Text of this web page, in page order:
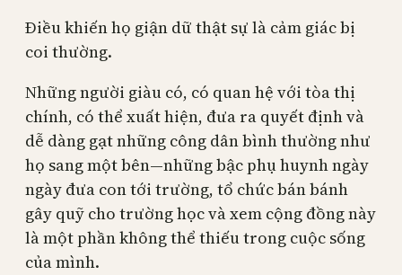
Điều khiến họ giận dữ thật sự là cảm giác bị
coi thường.
Những người giàu có, có quan hệ với tòa thị
chính, có thể xuất hiện, đưa ra quyết định và
dễ dàng gạt những công dân bình thường như
họ sang một bên—những bậc phụ huynh ngày
ngày đưa con tới trường, tổ chức bán bánh
gây quỹ cho trường học và xem cộng đồng này
là một phần không thể thiếu trong cuộc sống
của mình.